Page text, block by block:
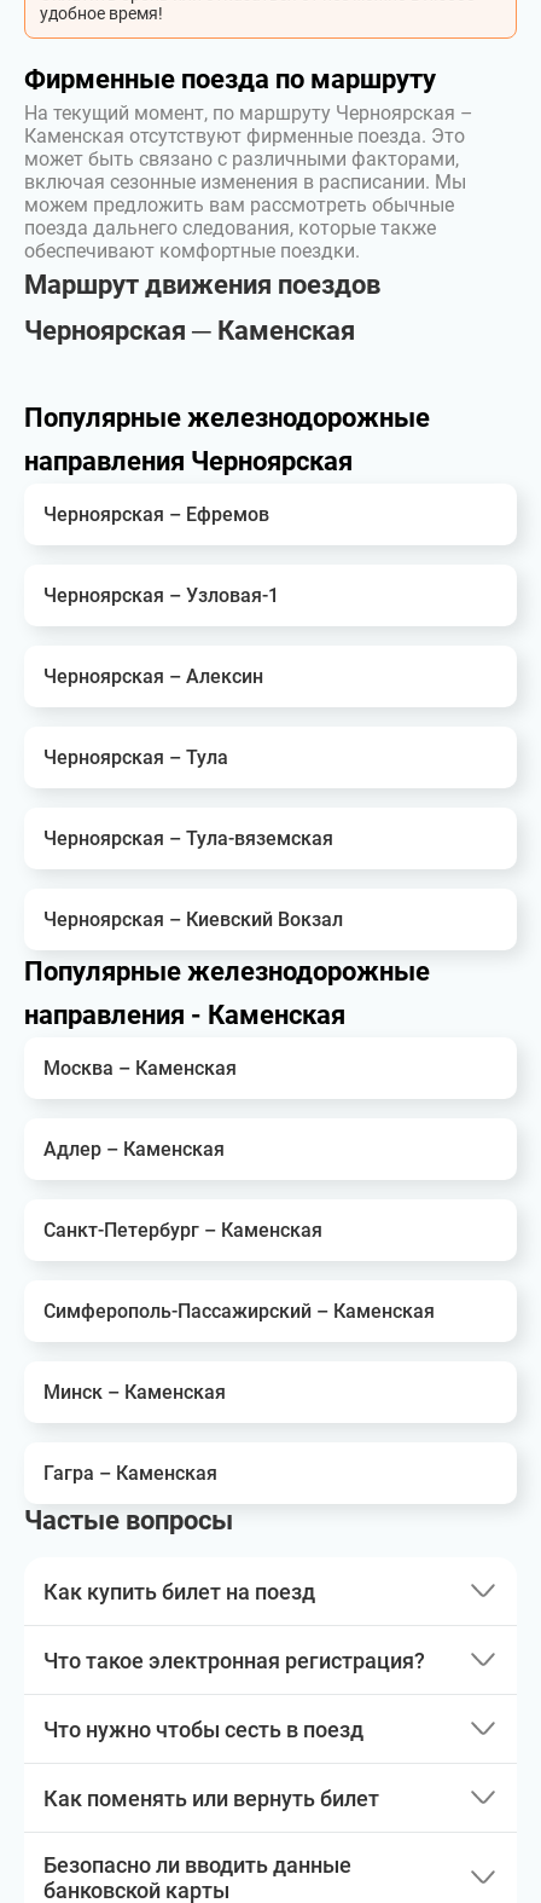
удобное время!
Фирменные поезда по маршруту
На текущий момент, по маршруту Черноярская –
Каменская отсутствуют фирменные поезда. Это
может быть связано с различными факторами,
включая сезонные изменения в расписании. Мы
можем предложить вам рассмотреть обычные
поезда дальнего следования, которые также
обеспечивают комфортные поездки.
Маршрут движения поездов
Черноярская ─ Каменская
Популярные железнодорожные
направления Черноярская
Черноярская – Ефремов
Черноярская – Узловая-1
Черноярская – Алексин
Черноярская – Тула
Черноярская – Тула-вяземская
Черноярская – Киевский Вокзал
Популярные железнодорожные
направления - Каменская
Москва – Каменская
Адлер – Каменская
Санкт-Петербург – Каменская
Симферополь-Пассажирский – Каменская
Минск – Каменская
Гагра – Каменская
Частые вопросы
Как купить билет на поезд
Что такое электронная регистрация?
Что нужно чтобы сесть в поезд
Как поменять или вернуть билет
Безопасно ли вводить данные
банковской карты